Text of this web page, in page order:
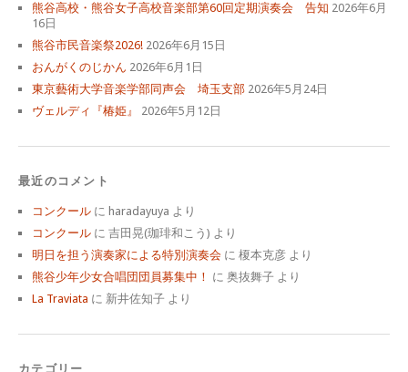
熊谷高校・熊谷女子高校音楽部第60回定期演奏会 告知 2026年6月
16日
熊谷市民音楽祭2026! 2026年6月15日
おんがくのじかん 2026年6月1日
東京藝術大学音楽学部同声会 埼玉支部 2026年5月24日
ヴェルディ『椿姫』
2026年5月12日
最近のコメント
コンクール に haradayuya より
コンクール に 吉田晃(珈琲和こう) より
明日を担う演奏家による特別演奏会 に 榎本克彦 より
熊谷少年少女合唱団団員募集中！ に 奥抜舞子 より
La Traviata に 新井佐知子 より
カテゴリー